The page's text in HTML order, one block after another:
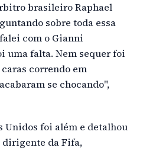
brasileiro Raphael
sobre toda essa
com o Gianni
uma falta. Nem sequer foi
correndo em
se chocando",
Unidos foi além e detalhou
dirigente da Fifa,